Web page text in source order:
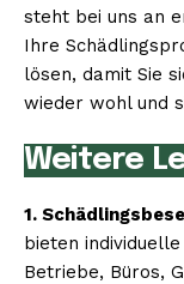
steht bei uns an
Ihre
lösen, damit Sie
wieder wohl und
Weitere
1.
bieten
Betriebe, Büros,